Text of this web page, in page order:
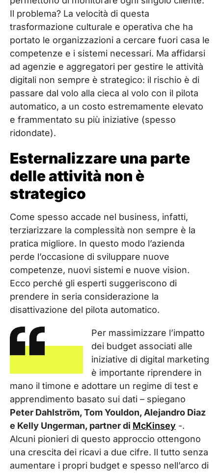
Il problema? La velocità di questa
trasformazione culturale e operativa che ha
portato le organizzazioni a cercare fuori casa le
competenze e i sistemi necessari. Ma affidarsi
ad agenzie e aggregatori per gestire le attività
digitali non sempre è strategico: il rischio è di
passare dal volo alla cieca al volo con il pilota
automatico, a un costo estremamente elevato
e frammentato su più iniziative (spesso
ridondate).
Esternalizzare una parte
delle attività non è
strategico
Come spesso accade nel business, infatti,
terziarizzare la complessità non sempre è la
pratica migliore. In questo modo l’azienda
perde l’occasione di sviluppare nuove
competenze, nuovi sistemi e nuove vision.
Ecco perché gli esperti suggeriscono di
prendere in seria considerazione la
disattivazione del pilota automatico.
Per massimizzare l’impatto
dei budget associati alle
iniziative di digital marketing
è importante riprendere in
mano il timone e adottare un regime di test e
apprendimento basato sui dati – spiegano
Peter Dahlström, Tom Youldon, Alejandro Diaz
e Kelly Ungerman, partner di McKinsey -.
Alcuni pionieri di questo approccio ottengono
una crescita dei ricavi a due cifre. Il tutto senza
aumentare i propri budget e spesso nell’arco di